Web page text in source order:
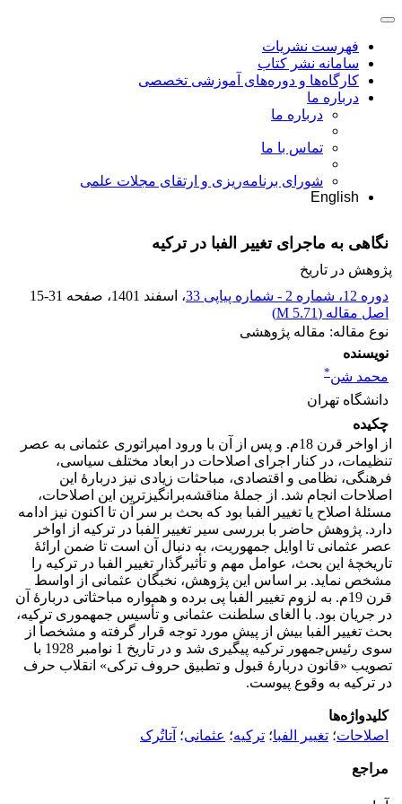
فهرست نشریات
سامانه نشر کتاب
کارگاه‌ها و دوره‌های آموزشی تخصصی
درباره ما
درباره ما
تماس با ما
شورای برنامه‌ریزی و ارتقای مجلات علمی
English
نگاهی به ماجرای تغییر الفبا در ترکیه
پژوهش در تاریخ
دوره 12، شماره 2 - شماره پیاپی 33
، اسفند 1401 ، صفحه 15-31
اصل مقاله (5.71 M
)
نوع مقاله: مقاله پژوهشی
نویسنده
محمد شن*
دانشگاه تهران
چکیده
از اواخر قرن 18م. و پس از آن با ورود امپراتوری عثمانی به عصر
تنظیمات، در کنار اجرای اصلاحات در ابعاد مختلف سیاسی،
فرهنگی، نظامی و اقتصادی، مباحثات زیادی نیز دربارۀ این
اصلاحات انجام شد. از جملۀ مناقشه‌برانگیزترین این اصلاحات،
مسئلۀ اصلاح یا تغییر الفبا بود که بحث بر سر آن تا اکنون نیز ادامه
دارد. پژوهش حاضر با بررسی سیر تغییر الفبا در ترکیه از اواخر
عصر عثمانی تا اوایل جمهوریت، به دنبال آن است تا ضمن ارائۀ
تاریخچۀ این بحث، عوامل مهم و تأثیرگذار تغییر الفبا در ترکیه را
مشخص نماید. بر اساس این پژوهش، نخبگان عثمانی از اواسط
قرن 19م. به لزوم تغییر الفبا پی برده و همواره مباحثاتی دربارۀ آن
در جریان بود. با الغای سلطنت عثمانی و تأسیس جمهموری ترکیه،
بحث تغییر الفبا بیش از پیش مورد توجه قرار گرفته و مشخصاً از
سوی رئیس‌جمهور ترکیه پیگیری شد و در تاریخ 1 نوامبر 1928 با
تصویب «قانون دربارۀ قبول و تطبیق حروف ترکی» انقلاب حرف
در ترکیه به وقوع پیوست.
کلیدواژه‌ها
اصلاحات؛ تغییر الفبا؛ ترکیه؛ عثمانی؛ آتاتُرک
مراجع